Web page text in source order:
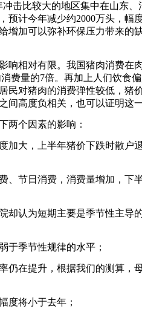
击比较大的地区集中在山东
预计今年减少约2000万头，幅
增加可以弥补环保压力带来的
响相对有限。我国猪肉消费在
费量的7倍。再加上人们饮食
民对猪肉的消费弹性较低，猪
间高度负相关，也可以证明这一
两个因素的影响：
加大，上半年猪价下跌时散户
、节日消费，消费量增加，下
却认为短期主要是季节性主导
于季节性规律的水平；
仍在提升，根据我们的测算，
度将小于去年；